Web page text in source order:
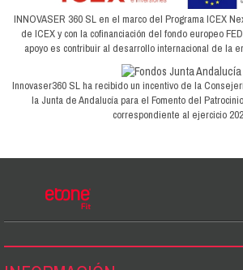
INNOVASER 360 SL en el marco del Programa ICEX
de ICEX y con la cofinanciación del fondo europeo
apoyo es contribuir al desarrollo internacional de la
Innovaser360 SL ha recibido un incentivo de la
la Junta de Andalucía para el Fomento del
correspondiente al ejercicio